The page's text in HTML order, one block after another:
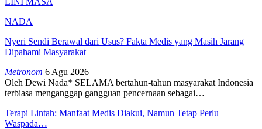
NADA
Nyeri Sendi Berawal dari Usus? Fakta Medis yang Masih Jarang
Dipahami Masyarakat
Metronom 6 Agu 2026
Oleh Dewi Nada* SELAMA bertahun-tahun masyarakat Indonesia
terbiasa menganggap gangguan pencernaan sebagai…
Terapi Lintah: Manfaat Medis Diakui, Namun Tetap Perlu
Waspada…